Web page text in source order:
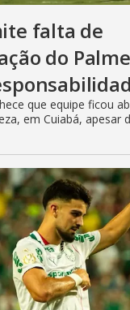
falta de
do
que equipe ficou
em Cuiabá, apesar